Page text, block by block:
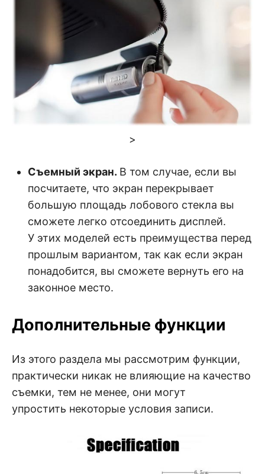
>
Съемный экран. В том случае, если вы
посчитаете, что экран перекрывает
большую площадь лобового стекла вы
сможете легко отсоединить дисплей.
У этих моделей есть преимущества перед
прошлым вариантом, так как если экран
понадобится, вы сможете вернуть его на
законное место.
Дополнительные функции
Из этого раздела мы рассмотрим функции,
практически никак не влияющие на качество
съемки, тем не менее, они могут
упростить некоторые условия записи.